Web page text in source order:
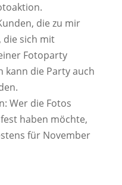
die zu mir
die sich mit
Fotoparty
kann die Party auch
Wer die Fotos
haben möchte,
für November